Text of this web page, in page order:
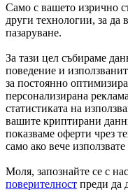
Само с вашето изрично
други технологии, за
пазаруване.
За тази цел събираме
поведение и
за постоянно
персонализирана
статистиката на
вашите криптирани
показваме оферти чрез
само ако вече
Моля, запознайте се с
поверителност преди да